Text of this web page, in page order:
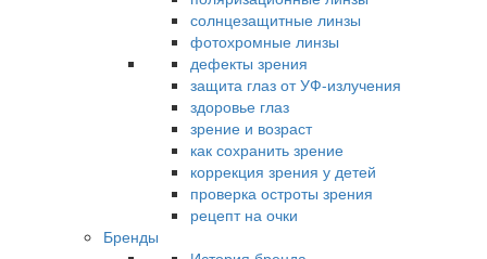
солнцезащитные линзы
фотохромные линзы
дефекты зрения
защита глаз от УФ-излучения
здоровье глаз
зрение и возраст
как сохранить зрение
коррекция зрения у детей
проверка остроты зрения
рецепт на очки
Бренды